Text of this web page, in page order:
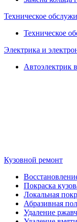
Техническое
Техническое
Электрика и
Автоэлектрик
Кузовной ремонт
Покраска
Локальная
Абразивная
Удаление